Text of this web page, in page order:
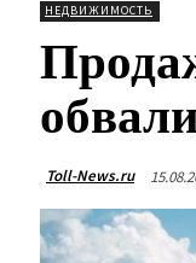
НЕДВИЖИМОСТЬ
Toll-News.ru